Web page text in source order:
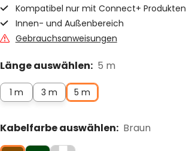
Kompatibel nur mit Connect+
Innen- und Außenbereich
Gebrauchsanweisungen
Länge auswählen: 5 m
1 m 3 m 5 m
Kabelfarbe auswählen: Braun